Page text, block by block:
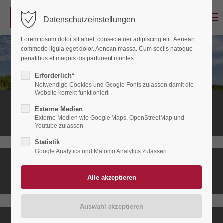
Login
Benutzername
Passwort
Anmelden
Register|Lost your password?
Support
Lorem ipsum dolor sit amet:
Stationäres
Hospiz
Ambulanter
Datenschutzeinstellungen
Lorem ipsum dolor sit amet, consectetuer adipiscing elit. Aenean
commodo ligula eget dolor. Aenean massa. Cum sociis natoque
penatibus et magnis dis parturient montes.
Erforderlich*
Notwendige Cookies und Google Fonts zulassen damit die
Website korrekt funktioniert
Externe Medien
Externe Medien wie Google Maps, OpenStreetMap und
Youtube zulassen
Statistik
Google Analytics und Matomo Analytics zulassen